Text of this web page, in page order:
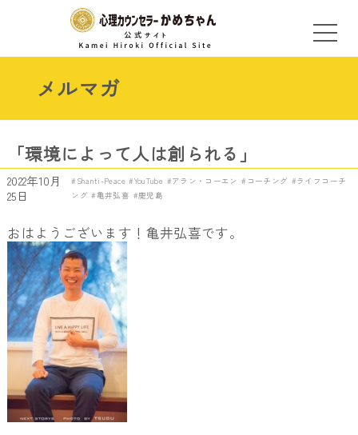
メルマガ
「環境によって人は創られる」
2022年10月
25日
Shanti-Peace YouTube アラン・コーエン コーチング
ライフコーチ
ング
亀井弘喜 鹿児島
おはようございます！亀井弘喜です。